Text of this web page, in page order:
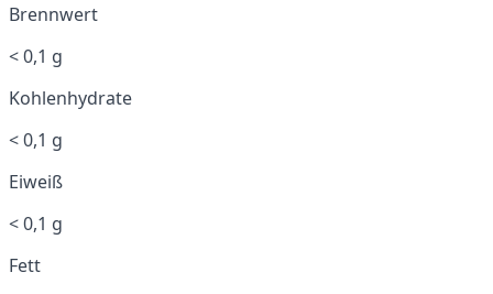
Brennwert
< 0,1 g
Kohlenhydrate
< 0,1 g
Eiweiß
< 0,1 g
Fett